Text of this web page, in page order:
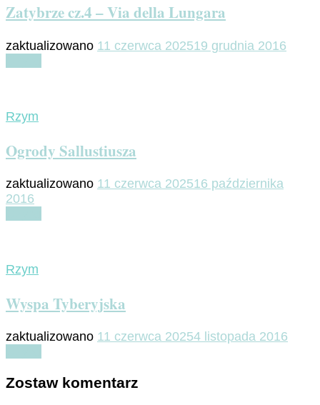
Zatybrze cz.4 – Via della Lungara
zaktualizowano 11 czerwca 202519 grudnia 2016
Rzym
Ogrody Sallustiusza
zaktualizowano 11 czerwca 202516 października
2016
Rzym
Wyspa Tyberyjska
zaktualizowano 11 czerwca 20254 listopada 2016
Zostaw komentarz